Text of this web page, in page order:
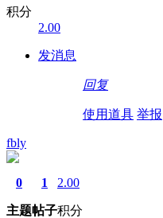
积分
2.00
发消息
回复
使用道具 举报
fbly
0
主题
1
帖子
2.00
积分